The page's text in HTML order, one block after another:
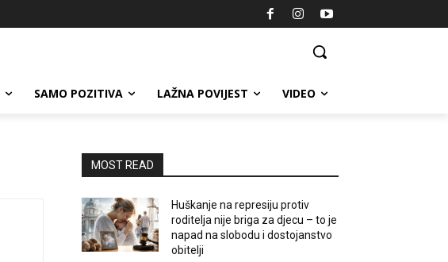
SAMO POZITIVA LAŽNA POVIJEST VIDEO
MOST READ
Huškanje na represiju protiv
roditelja nije briga za djecu – to je
napad na slobodu i dostojanstvo
obitelji